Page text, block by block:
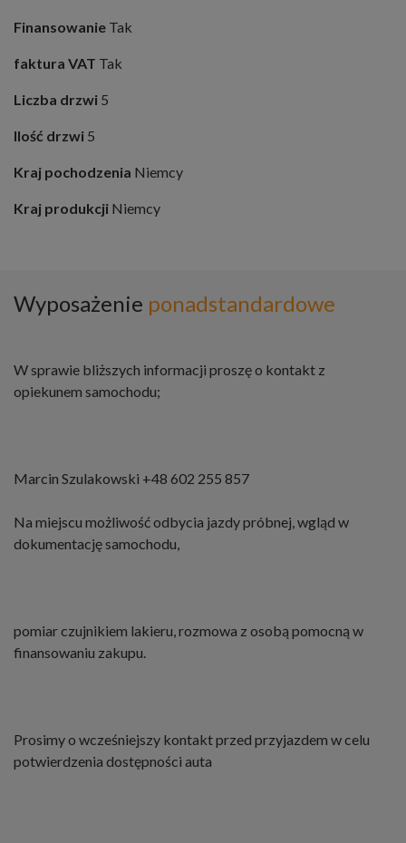
Finansowanie Tak
faktura VAT Tak
Liczba drzwi 5
Ilość drzwi 5
Kraj pochodzenia Niemcy
Kraj produkcji Niemcy
Wyposażenie ponadstandardowe
W sprawie bliższych informacji proszę o kontakt z
opiekunem samochodu;
Marcin Szulakowski +48 602 255 857
Na miejscu możliwość odbycia jazdy próbnej, wgląd w
dokumentację samochodu,
pomiar czujnikiem lakieru, rozmowa z osobą pomocną w
finansowaniu zakupu.
Prosimy o wcześniejszy kontakt przed przyjazdem w celu
potwierdzenia dostępności auta